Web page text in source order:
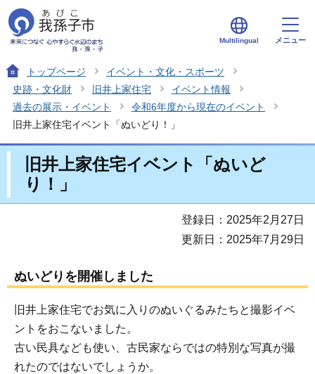
Multilingual メニュー
トップページ
イベント・文化・スポーツ
史跡・文化財
旧井上家住宅
イベント情報
過去の展示・イベント
令和6年度から現在のイベント
旧井上家住宅イベント「ぬいどり！」
旧井上家住宅イベント「ぬいど
り！」
登録日：2025年2月27日
更新日：2025年7月29日
ぬいどりを開催しました
旧井上家住宅でお気に入りのぬいぐるみたちと撮影イベ
ントをおこないました。
古い民具なども使い、古民家ならではの特別な写真が撮
れたのではないでしょうか。